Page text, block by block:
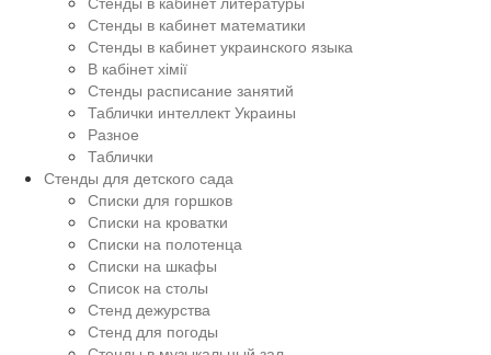
Стенды в кабинет математики
Стенды в кабинет украинского языка
В кабінет хімії
Стенды расписание занятий
Таблички интеллект Украины
Разное
Таблички
Стенды для детского сада
Списки для горшков
Списки на кроватки
Списки на полотенца
Списки на шкафы
Список на столы
Стенд дежурства
Стенд для погоды